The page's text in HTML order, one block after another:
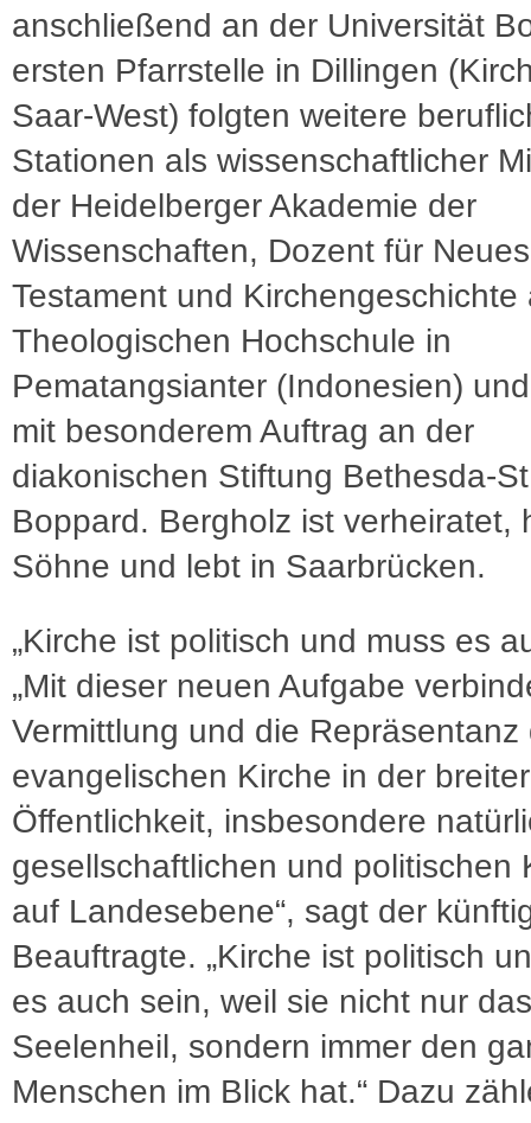
anschließend an der Universität
ersten Pfarrstelle in Dillingen
Saar-West) folgten weitere
Stationen als wissenschaftlicher
der Heidelberger Akademie der
Wissenschaften, Dozent für Neues
Testament und Kirchengeschichte
Theologischen Hochschule in
Pematangsianter (Indonesien)
mit besonderem Auftrag an der
diakonischen Stiftung Bethesda-
Boppard. Bergholz ist verheiratet,
Söhne und lebt in Saarbrücken.
„Kirche ist politisch und muss es
„Mit dieser neuen Aufgabe
Vermittlung und die Repräsentanz
evangelischen Kirche in der
Öffentlichkeit, insbesondere
gesellschaftlichen und politischen
auf Landesebene“, sagt der
Beauftragte. „Kirche ist politisch
es auch sein, weil sie nicht nur das
Seelenheil, sondern immer den
Menschen im Blick hat.“ Dazu